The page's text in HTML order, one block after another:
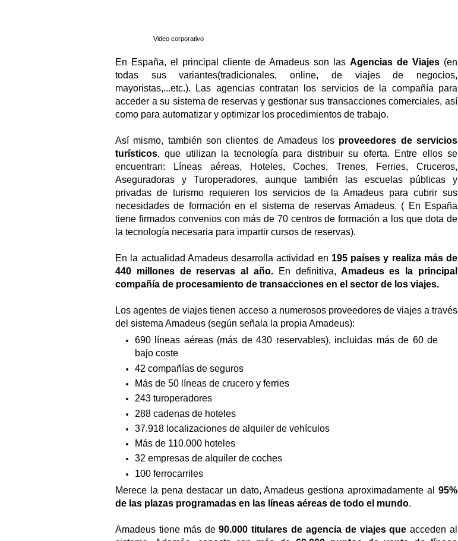
Video corporativo
En España, el principal cliente de Amadeus son las Agencias de Viajes (en
todas sus variantes(tradicionales, online, de viajes de negocios,
mayoristas,...etc.). Las agencias contratan los servicios de la compañía para
acceder a su sistema de reservas y gestionar sus transacciones comerciales, así
como para automatizar y optimizar los procedimientos de trabajo.
Así mismo, también son clientes de Amadeus los proveedores de servicios
turísticos, que utilizan la tecnología para distribuir su oferta. Entre ellos se
encuentran: Líneas aéreas, Hoteles, Coches, Trenes, Ferries, Cruceros,
Aseguradoras y Turoperadores, aunque también las escuelas públicas y
privadas de turismo requieren los servicios de la Amadeus para cubrir sus
necesidades de formación en el sistema de reservas Amadeus. ( En España
tiene firmados convenios con más de 70 centros de formación a los que dota de
la tecnología necesaria para impartir cursos de reservas).
En la actualidad Amadeus desarrolla actividad en 195 países y realiza más de
440 millones de reservas al año.
En definitiva, Amadeus es la principal
compañía de procesamiento de transacciones en el sector de los viajes.
Los agentes de viajes tienen acceso a numerosos proveedores de viajes a través
del sistema Amadeus (según señala la propia Amadeus):
690 líneas aéreas (más de 430 reservables), incluidas más de 60 de
bajo coste
42 compañías de seguros
Más de 50 líneas de crucero y ferries
243 turoperadores
288 cadenas de hoteles
37.918 localizaciones de alquiler de vehículos
Más de 110.000 hoteles
32 empresas de alquiler de coches
100 ferrocarriles
Merece la pena destacar un dato, Amadeus gestiona aproximadamente al 95%
de las plazas programadas en las líneas aéreas de todo el mundo.
Amadeus tiene más de90.000 titulares de agencia de viajes queacceden al